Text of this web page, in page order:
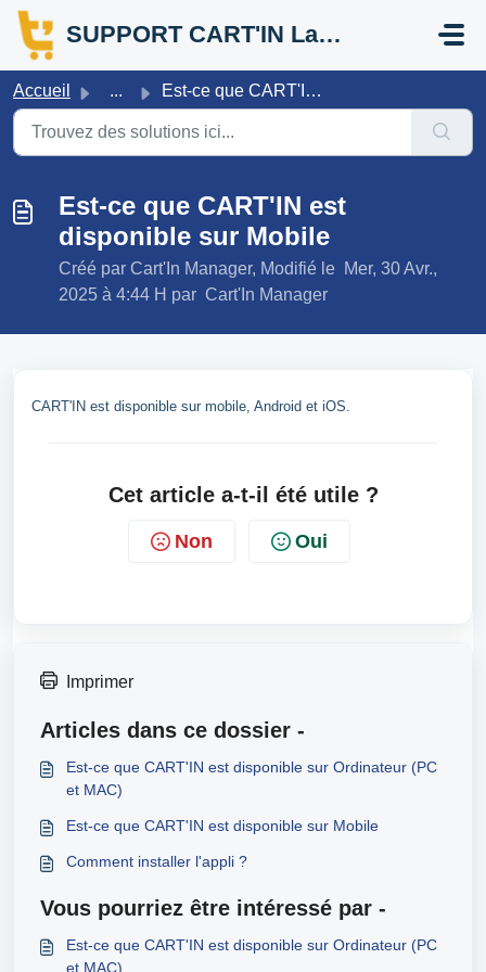
Passer au contenu principal
SUPPORT CART'IN La Réunion
Accueil ... Est-ce que CART'IN est disponible sur Mobile
Est-ce que CART'IN est
disponible sur Mobile
Créé par Cart'In Manager, Modifié le Mer, 30 Avr.,
2025 à 4:44 H par Cart'In Manager
CART'IN est disponible sur mobile, Android et iOS.
Cet article a-t-il été utile ?
Non Oui
Imprimer
Articles dans ce dossier -
Est-ce que CART'IN est disponible sur Ordinateur (PC
et MAC)
Est-ce que CART'IN est disponible sur Mobile
Comment installer l'appli ?
Vous pourriez être intéressé par -
Est-ce que CART'IN est disponible sur Ordinateur (PC
et MAC)